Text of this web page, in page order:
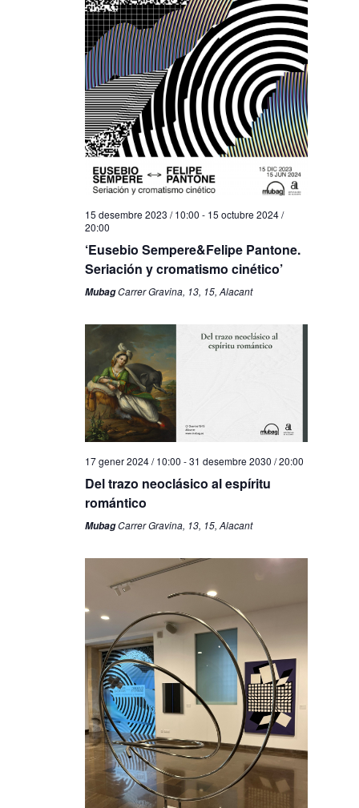
15 desembre 2023 / 10:00 - 15 octubre 2024 /
20:00
‘Eusebio Sempere&Felipe Pantone.
Seriación y cromatismo cinético’
MubagCarrer Gravina, 13, 15, Alacant
17 gener 2024 / 10:00 -31 desembre 2030 / 20:00
Del trazo neoclásico al espíritu
romántico
MubagCarrer Gravina, 13, 15, Alacant